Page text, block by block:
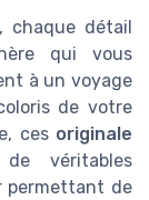
chaque détail
qui vous
à un voyage
de votre
ces originale
véritables
permettant de